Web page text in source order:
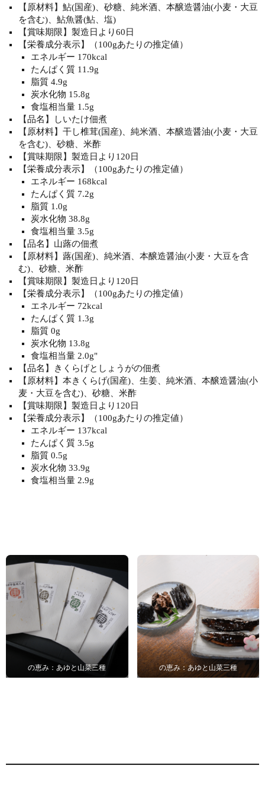
【原材料】鮎(国産)、砂糖、純米酒、本醸造醤油(小麦・大豆
を含む)、鮎魚醤(鮎、塩)
【賞味期限】製造日より60日
【栄養成分表示】（100gあたりの推定値）
エネルギー 170kcal
たんぱく質 11.9g
脂質 4.9g
炭水化物 15.8g
食塩相当量 1.5g
【品名】しいたけ佃煮
【原材料】干し椎茸(国産)、純米酒、本醸造醤油(小麦・大豆
を含む)、砂糖、米酢
【賞味期限】製造日より120日
【栄養成分表示】（100gあたりの推定値）
エネルギー 168kcal
たんぱく質 7.2g
脂質 1.0g
炭水化物 38.8g
食塩相当量 3.5g
【品名】山蕗の佃煮
【原材料】蕗(国産)、純米酒、本醸造醤油(小麦・大豆を含
む)、砂糖、米酢
【賞味期限】製造日より120日
【栄養成分表示】（100gあたりの推定値）
エネルギー 72kcal
たんぱく質 1.3g
脂質 0g
炭水化物 13.8g
食塩相当量 2.0g"
【品名】きくらげとしょうがの佃煮
【原材料】本きくらげ(国産)、生姜、純米酒、本醸造醤油(小
麦・大豆を含む)、砂糖、米酢
【賞味期限】製造日より120日
【栄養成分表示】（100gあたりの推定値）
エネルギー 137kcal
たんぱく質 3.5g
脂質 0.5g
炭水化物 33.9g
食塩相当量 2.9g
の恵み：あゆと山菜三種 の恵み：あゆと山菜三種